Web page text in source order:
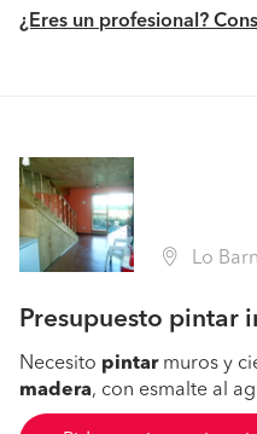
¿Eres un profesional?
Lo
Presupuesto pintar
Necesito pintarmuros y
madera, con esmalte al